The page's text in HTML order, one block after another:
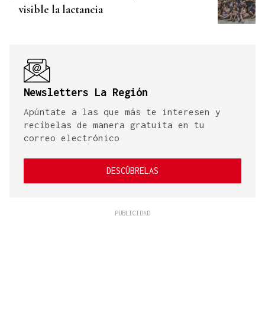
visible la lactancia
Newsletters La Región
Apúntate a las que más te interesen y
recíbelas de manera gratuita en tu
correo electrónico
DESCÚBRELAS